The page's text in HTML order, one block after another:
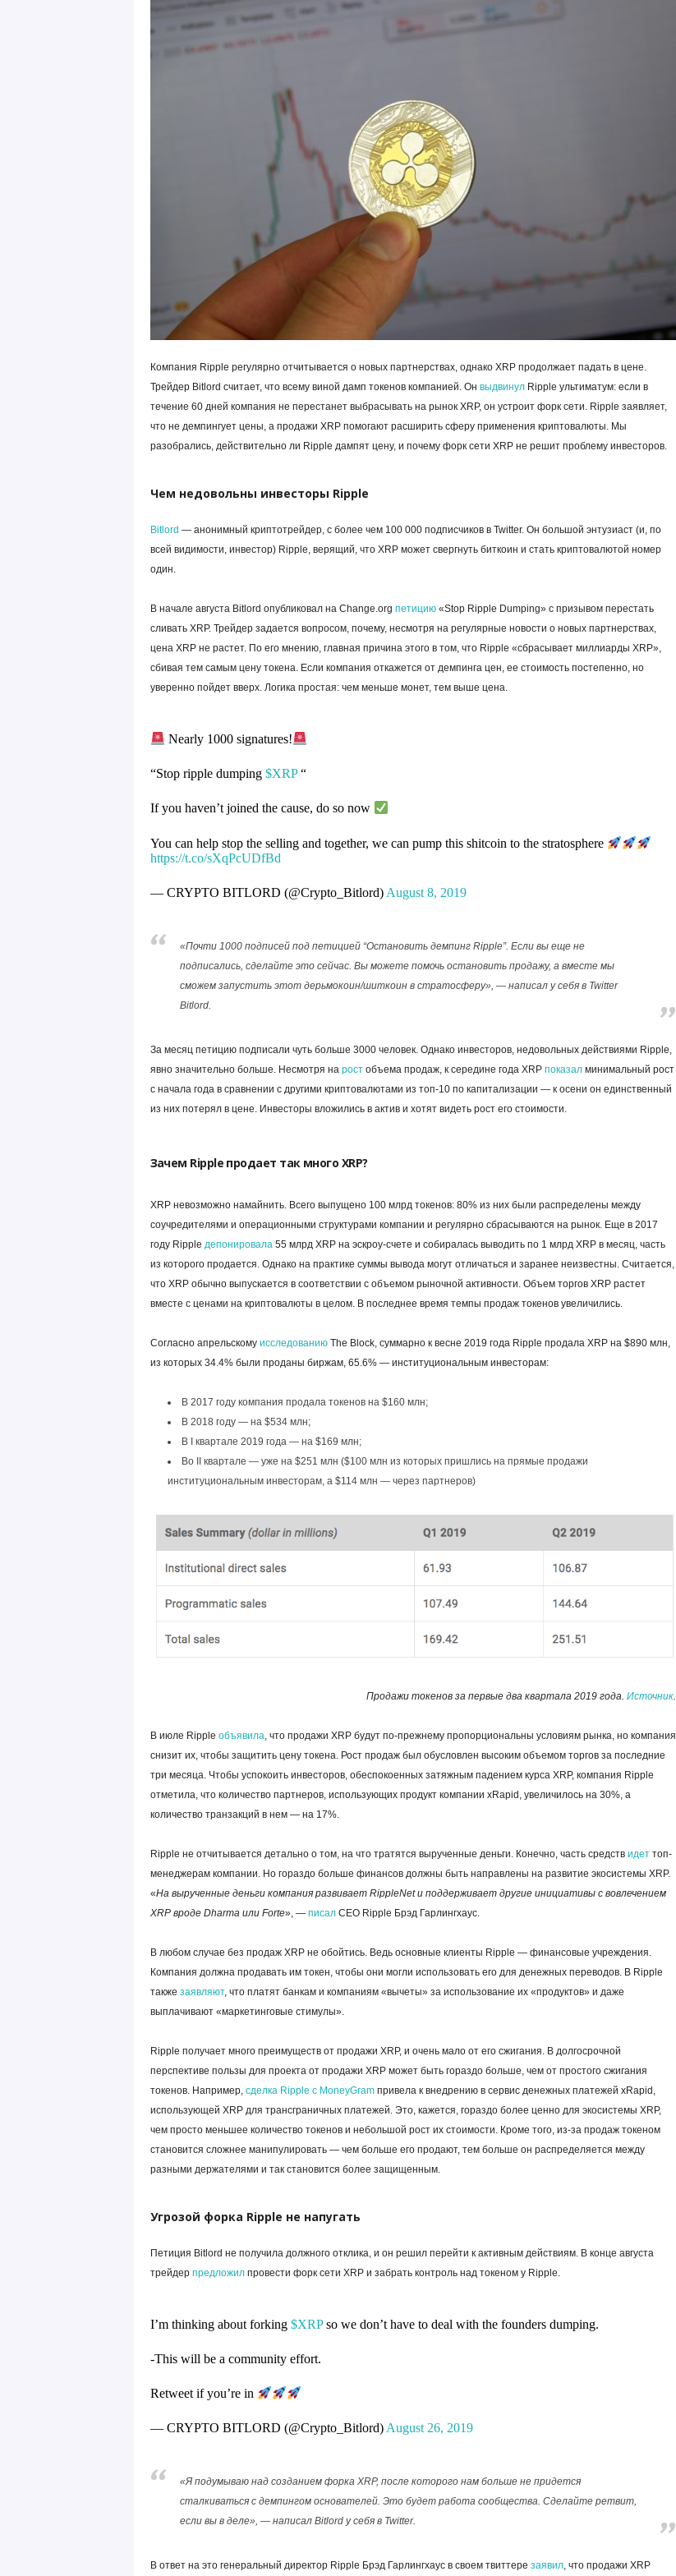
Компания Ripple регулярно отчитывается о новых партнерствах, однако XRP продолжает падать в цене.
Трейдер Bitlord считает, что всему виной дамп токенов компанией. Он выдвинулRipple ультиматум: если в
течение 60 дней компания не перестанет выбрасывать на рынок XRP, он устроит форк сети. Ripple заявляет,
что не демпингует цены, а продажи XRP помогают расширить сферу применения криптовалюты. Мы
разобрались, действительно ли Ripple дампят цену, и почему форк сети XRP не решит проблему инвесторов.
Чем недовольны инвесторы Ripple
Bitlord — анонимный криптотрейдер, с более чем 100 000 подписчиков в Twitter. Он большой энтузиаст (и, по
всей видимости, инвестор) Ripple, верящий, что XRP может свергнуть биткоин и стать криптовалютой номер
один.
В начале августа Bitlord опубликовал на Change.org петицию«Stop Ripple Dumping» с призывом перестать
сливать XRP. Трейдер задается вопросом, почему, несмотря на регулярные новости о новых партнерствах,
цена XRP не растет. По его мнению, главная причина этого в том, что Ripple «сбрасывает миллиарды XRP»,
сбивая тем самым цену токена. Если компания откажется от демпинга цен, ее стоимость постепенно, но
уверенно пойдет вверх. Логика простая: чем меньше монет, тем выше цена.
Nearly 1000 signatures!
“Stop ripple dumping $XRP“
If you haven’t joined the cause, do so now
You can help stop the selling and together, we can pump this shitcoin to the stratosphere
https://t.co/sXqPcUDfBd
— CRYPTO BITLORD (@Crypto_Bitlord) August 8, 2019
«Почти 1000 подписей под петицией “Остановить демпинг Ripple”. Если вы еще не
подписались, сделайте это сейчас. Вы можете помочь остановить продажу, а вместе мы
сможем запустить этот дерьмокоин/шиткоин в стратосферу», — написал у себя в Twitter
Bitlord.
За месяц петицию подписали чуть больше 3000 человек. Однако инвесторов, недовольных действиями Ripple,
явно значительно больше. Несмотря на ростобъема продаж, к середине года XRP показалминимальный рост
с начала года в сравнении с другими криптовалютами из топ-10 по капитализации — к осени он единственный
из них потерял в цене. Инвесторы вложились в актив и хотят видеть рост его стоимости.
Зачем Ripple продает так много XRP?
XRP невозможно намайнить. Всего выпущено 100 млрд токенов: 80% из них были распределены между
соучредителями и операционными структурами компании и регулярно сбрасываются на рынок. Еще в 2017
году Ripple депонировала55 млрд XRP на эскроу-счете и собиралась выводить по 1 млрд XRP в месяц, часть
из которого продается. Однако на практике суммы вывода могут отличаться и заранее неизвестны. Считается,
что XRP обычно выпускается в соответствии с объемом рыночной активности. Объем торгов XRP растет
вместе с ценами на криптовалюты в целом. В последнее время темпы продаж токенов увеличились.
Согласно апрельскому исследованиюThe Block, суммарно к весне 2019 года Ripple продала XRP на $890 млн,
из которых 34.4% были проданы биржам, 65.6% — институциональным инвесторам:
В 2017 году компания продала токенов на $160 млн;
В 2018 году — на $534 млн;
В I квартале 2019 года — на $169 млн;
Во II квартале — уже на $251 млн ($100 млн из которых пришлись на прямые продажи
институциональным инвесторам, а $114 млн — через партнеров)
Продажи токенов за первые два квартала 2019 года. Источник.
В июле Ripple объявила , что продажи XRP будут по-прежнему пропорциональны условиям рынка, но компания
снизит их, чтобы защитить цену токена. Рост продаж был обусловлен высоким объемом торгов за последние
три месяца. Чтобы успокоить инвесторов, обеспокоенных затяжным падением курса XRP, компания Ripple
отметила, что количество партнеров, использующих продукт компании xRapid, увеличилось на 30%, а
количество транзакций в нем — на 17%.
Ripple не отчитывается детально о том, на что тратятся вырученные деньги. Конечно, часть средств идеттоп-
менеджерам компании. Но гораздо больше финансов должны быть направлены на развитие экосистемы XRP.
«На вырученные деньги компания развивает RippleNet и поддерживает другие инициативы с вовлечением
XRP вроде Dharma или Forte», — писалСЕО Ripple Брэд Гарлингхаус.
В любом случае без продаж XRP не обойтись. Ведь основные клиенты Ripple — финансовые учреждения.
Компания должна продавать им токен, чтобы они могли использовать его для денежных переводов. В Ripple
также заявляют, что платят банкам и компаниям «вычеты» за использование их «продуктов» и даже
выплачивают «маркетинговые стимулы».
Ripple получает много преимуществ от продажи XRP, и очень мало от его сжигания. В долгосрочной
перспективе пользы для проекта от продажи XRP может быть гораздо больше, чем от простого сжигания
токенов. Например, сделка Ripple с MoneyGram привела к внедрению в сервис денежных платежей xRapid,
использующей XRP для трансграничных платежей. Это, кажется, гораздо более ценно для экосистемы XRP,
чем просто меньшее количество токенов и небольшой рост их стоимости. Кроме того, из-за продаж токеном
становится сложнее манипулировать — чем больше его продают, тем больше он распределяется между
разными держателями и так становится более защищенным.
Угрозой форка Ripple не напугать
Петиция Bitlord не получила должного отклика, и он решил перейти к активным действиям. В конце августа
трейдер предложилпровести форк сети XRP и забрать контроль над токеном у Ripple.
I’m thinking about forking $XRPso we don’t have to deal with the founders dumping.
-This will be a community effort.
Retweet if you’re in
— CRYPTO BITLORD (@Crypto_Bitlord) August 26, 2019
«Я подумываю над созданием форка XRP, после которого нам больше не придется
сталкиваться с демпингом основателей. Это будет работа сообщества. Сделайте ретвит,
если вы в деле», — написал Bitlord у себя в Twitter.
В ответ на это генеральный директор Ripple Брэд Гарлингхаус в своем твиттере заявил, что продажи XRP